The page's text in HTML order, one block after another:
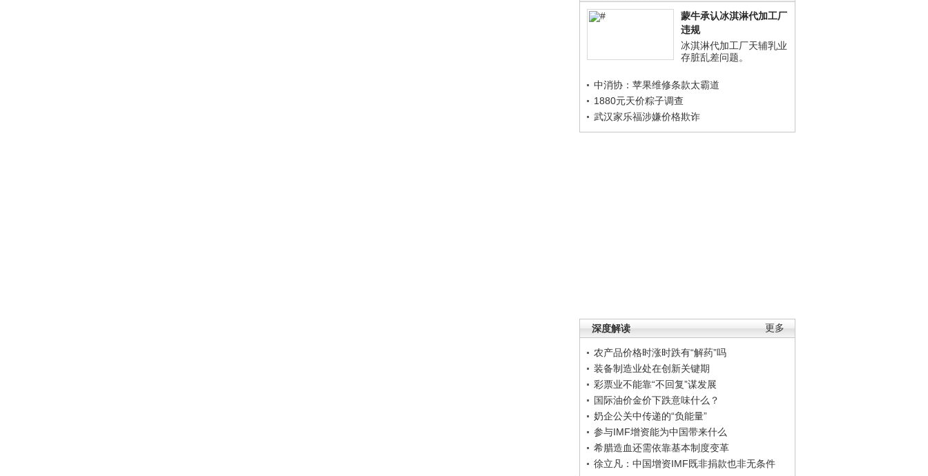
蒙牛承认冰淇淋代加工厂
违规
冰淇淋代加工厂天辅乳业
存脏乱差问题。
中消协：苹果维修条款太霸道
1880元天价粽子调查
武汉家乐福涉嫌价格欺诈
更多
深度解读
农产品价格时涨时跌有“解药”吗
装备制造业处在创新关键期
彩票业不能靠“不回复”谋发展
国际油价金价下跌意味什么？
奶企公关中传递的“负能量”
参与IMF增资能为中国带来什么
希腊造血还需依靠基本制度变革
徐立凡：中国增资IMF既非捐款也非无条件